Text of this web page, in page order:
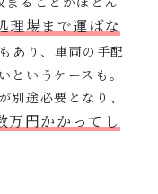
理場まで運ばな
あり、車両の手配
というケースも。
別途必要となり、
万円かかってし